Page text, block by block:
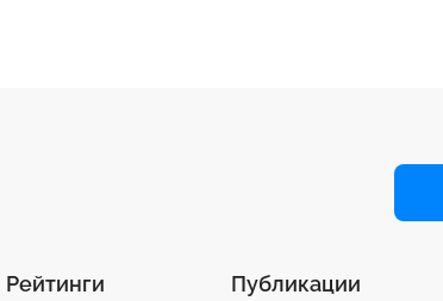
Рейтинги Публикации